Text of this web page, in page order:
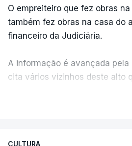
O empreiteiro que fez obras
também fez obras na casa do
financeiro da Judiciária.
A informação é avançada pela
cita vários vizinhos deste alto
CULTURA